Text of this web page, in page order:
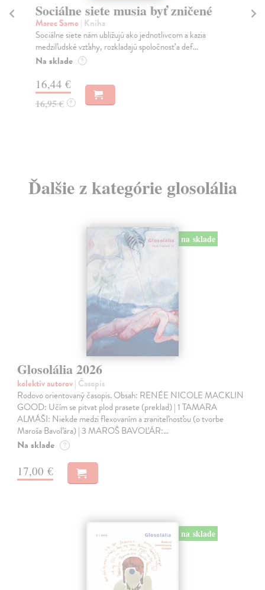
Sociálne siete musia byť zničené
Marec Samo| Kniha
Sociálne siete nám ubližujú ako jednotlivcom a kazia
medziľudské vzťahy, rozkladajú spoločnosť a def...
Na sklade ?
16,44 €
16,95 € ?
Ďalšie z kategórie glosolália
na sklade
Glosolália 2026
kolektív autorov| Časopis
Rodovo orientovaný časopis. Obsah: RENÉE NICOLE MACKLIN
GOOD: Učím se pitvat plod prasete (preklad) | 1 TAMARA
ALMÁŠI: Niekde medzi flexovaním a zraniteľnosťou (o tvorbe
Maroša Bavoľára) | 3 MAROŠ BAVOĽÁR:…
Na sklade ?
17,00 €
na sklade